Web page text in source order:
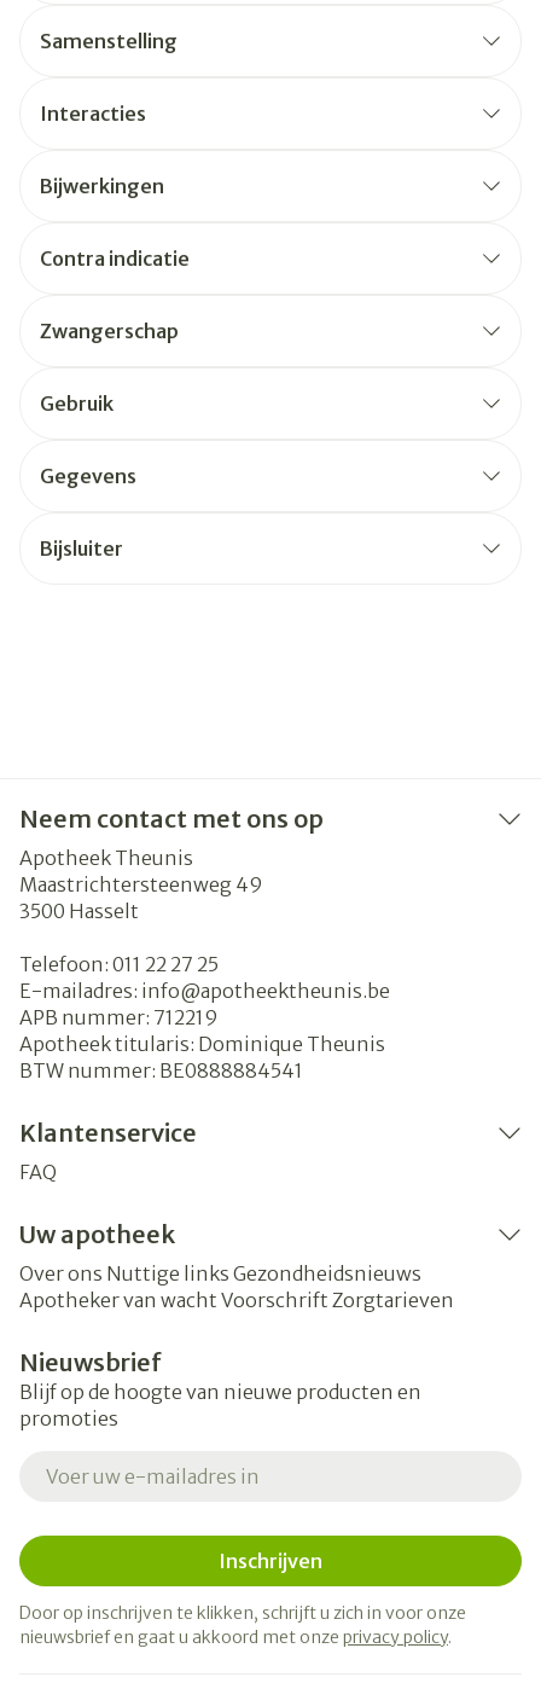
Samenstelling
Interacties
Bijwerkingen
Contra indicatie
Zwangerschap
Gebruik
Gegevens
Bijsluiter
Neem contact met ons op
Apotheek Theunis
Maastrichtersteenweg 49
3500 Hasselt
Telefoon: 011 22 27 25
E-mailadres: info@apotheektheunis.be
APB nummer: 712219
Apotheek titularis: Dominique Theunis
BTW nummer: BE0888884541
Klantenservice
FAQ
Uw apotheek
Over ons Nuttige links Gezondheidsnieuws
Apotheker van wacht Voorschrift Zorgtarieven
Nieuwsbrief
Blijf op de hoogte van nieuwe producten en
promoties
Inschrijven
Door op inschrijven te klikken, schrijft u zich in voor onze
nieuwsbrief en gaat u akkoord met onze privacy policy.